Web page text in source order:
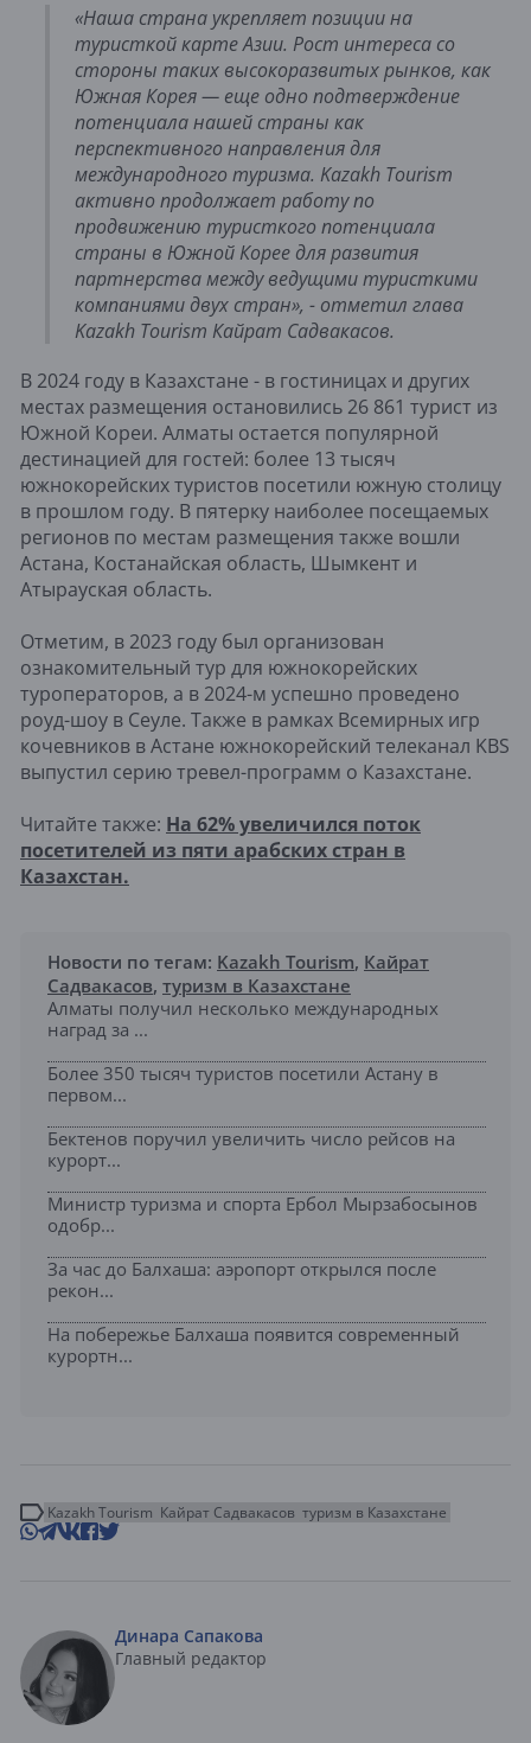
«Наша страна укрепляет позиции на
туристкой карте Азии. Рост интереса со
стороны таких высокоразвитых рынков, как
Южная Корея — еще одно подтверждение
потенциала нашей страны как
перспективного направления для
международного туризма. Kazakh Tourism
активно продолжает работу по
продвижению туристкого потенциала
страны в Южной Корее для развития
партнерства между ведущими туристкими
компаниями двух стран», - отметил глава
Kazakh Tourism Кайрат Садвакасов.
В 2024 году в Казахстане - в гостиницах и других
местах размещения остановились 26 861 турист из
Южной Кореи. Алматы остается популярной
дестинацией для гостей: более 13 тысяч
южнокорейских туристов посетили южную столицу
в прошлом году. В пятерку наиболее посещаемых
регионов по местам размещения также вошли
Астана, Костанайская область, Шымкент и
Атырауская область.
Отметим, в 2023 году был организован
ознакомительный тур для южнокорейских
туроператоров, а в 2024-м успешно проведено
роуд-шоу в Сеуле. Также в рамках Всемирных игр
кочевников в Астане южнокорейский телеканал KBS
выпустил серию тревел-программ о Казахстане.
Читайте также: На 62% увеличился поток
посетителей из пяти арабских стран в
Казахстан.
Новости по тегам: Kazakh Tourism, Кайрат
Садвакасов, туризм в Казахстане
Алматы получил несколько международных
наград за ...
Более 350 тысяч туристов посетили Астану в
первом...
Бектенов поручил увеличить число рейсов на
курорт...
Министр туризма и спорта Ербол Мырзабосынов
одобр...
За час до Балхаша: аэропорт открылся после
рекон...
На побережье Балхаша появится современный
курортн...
Kazakh Tourism Кайрат Садвакасов туризм в Казахстане
Динара Сапакова
Главный редактор